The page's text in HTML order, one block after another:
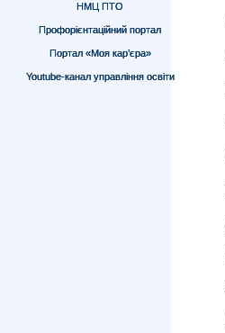
НМЦ ПТО
Профорієнтаційний портал
Портал «Моя кар’єра»
Youtube-канал управління освіти